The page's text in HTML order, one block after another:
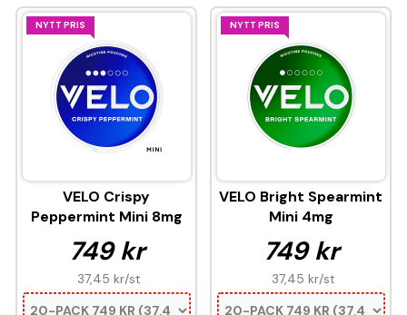
NYTT PRIS
VELO Crispy
Peppermint Mini 8mg
749 kr
37,45 kr/st
NYTT PRIS
VELO Bright Spearmint
Mini 4mg
749 kr
37,45 kr/st